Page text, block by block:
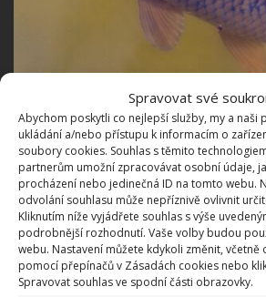
Spravovat své
Abychom poskytli co nejlepší služby, my a naši
ukládání a/nebo přístupu k informacím o
soubory cookies. Souhlas s těmito
partnerům umožní zpracovávat osobní údaje,
procházení nebo jedinečná ID na tomto webu.
odvolání souhlasu může nepříznivě ovlivnit
Kliknutím níže vyjádřete souhlas s výše
podrobnější rozhodnutí. Vaše volby budou
webu. Nastavení můžete kdykoli změnit, včetně
pomocí přepínačů v Zásadách cookies nebo
Spravovat souhlas ve spodní části obrazovky.
Vánoční
ovocem.
zimě umožní
Jak opět rozmrazit
Ideální je naporcovanou